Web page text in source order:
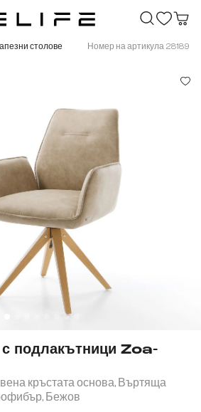
съдържание
столове Номер на артикула 28189
с подлакътници Zoa-
кръстата основа, Въртяща
Бежов